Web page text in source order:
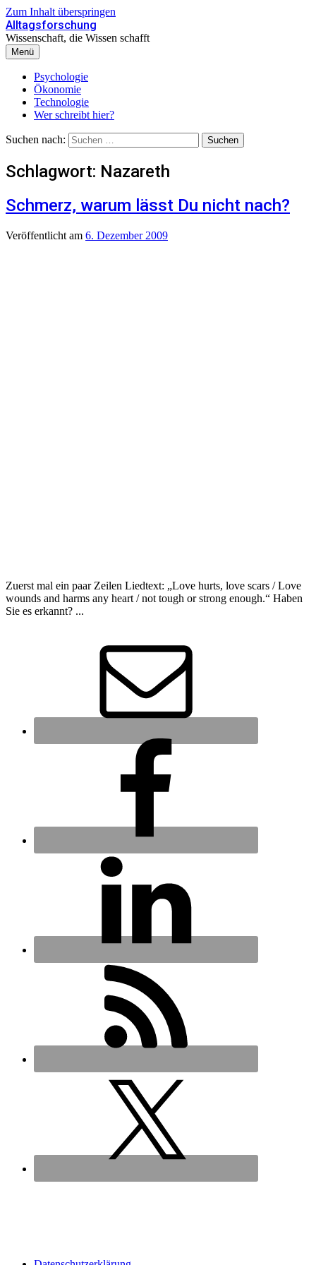
Zum Inhalt überspringen
Alltagsforschung
Wissenschaft, die Wissen schafft
Menü
Psychologie
Ökonomie
Technologie
Wer schreibt hier?
Suchen nach:
Schlagwort: Nazareth
Schmerz, warum lässt Du nicht nach?
Veröffentlicht am 6. Dezember 2009
Zuerst mal ein paar Zeilen Liedtext: „Love hurts, love scars / Love
wounds and harms any heart / not tough or strong enough.“ Haben
Sie es erkannt? ...